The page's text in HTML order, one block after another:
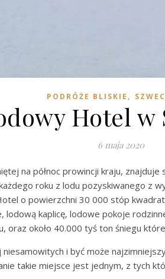
PODRÓŻE BLISKIE ,
Hotel w
6 maja 2020
na północ prowincji kraju, znajduje
roku z lodu pozyskiwanego z
o powierzchni 30 000 stóp
kaplicę, lodowe pokoje
oraz około 40.000 tyś ton śniegu
i być może
takie miejsce jest jednym, z tych